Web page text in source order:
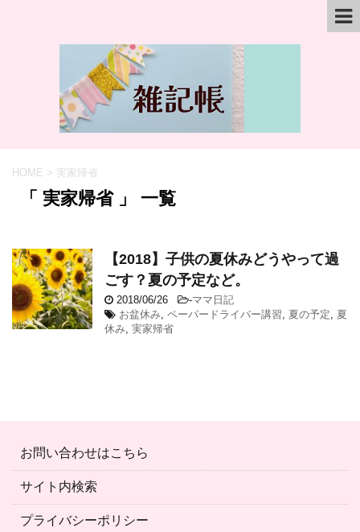
HOME > 実家帰省
「 実家帰省 」 一覧
【2018】子供の夏休みどうやって過
ごす？夏の予定など。
2018/06/26 -ママ日記
お盆休み, ペーパードライバー講習, 夏の予定, 夏
休み, 実家帰省
お問い合わせはこちら
サイト内検索
プライバシーポリシー